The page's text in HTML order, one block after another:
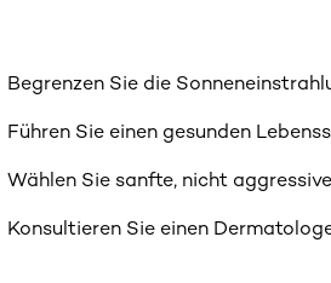
Begrenzen Sie die
Führen Sie einen gesunden
Wählen Sie sanfte, nicht
Konsultieren Sie einen